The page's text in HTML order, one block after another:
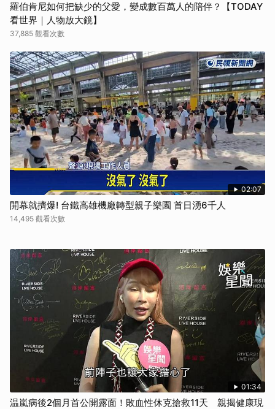
羅伯肯尼如何把缺少的父愛，變成數百萬人的陪伴？【TODAY
看世界｜人物放大鏡】
37,885 觀看次數
02:07
開幕就擠爆! 台鐵高雄機廠轉型親子樂園 首日湧6千人
14,495 觀看次數
01:34
温嵐病後2個月首公開露面！敗血性休克搶救11天 親揭健康現